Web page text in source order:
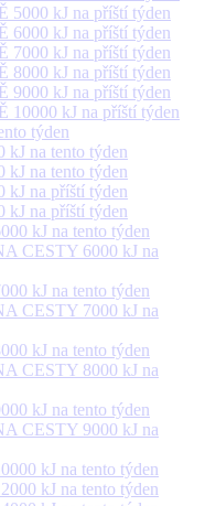
5000 kJ na příští týden
6000 kJ na příští týden
7000 kJ na příští týden
8000 kJ na příští týden
9000 kJ na příští týden
10000 kJ na příští týden
týden
na tento týden
na tento týden
na příští týden
na příští týden
kJ na tento týden
CESTY 6000 kJ na
kJ na tento týden
CESTY 7000 kJ na
kJ na tento týden
CESTY 8000 kJ na
kJ na tento týden
CESTY 9000 kJ na
kJ na tento týden
kJ na tento týden